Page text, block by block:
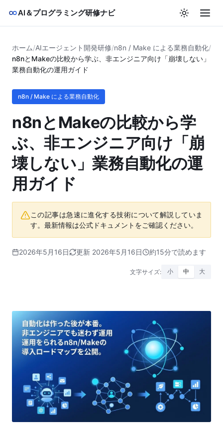
AI＆プログラミング研修ナビ
ホーム/AIエージェント開発研修/n8n / Make による業務自動化/
n8nとMakeの比較から学ぶ、非エンジニア向け「崩壊しない」
業務自動化の運用ガイド
n8n / Make による業務自動化
n8nとMakeの比較から学
ぶ、非エンジニア向け「崩
壊しない」業務自動化の運
用ガイド
この記事は急速に進化する技術について解説していま
す。最新情報は公式ドキュメントをご確認ください。
2026年5月16日 更新 2026年5月16日 約15分で読めます
文字サイズ: 小 中 大